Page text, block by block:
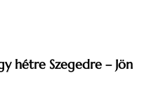
hétre Szegedre – Jön